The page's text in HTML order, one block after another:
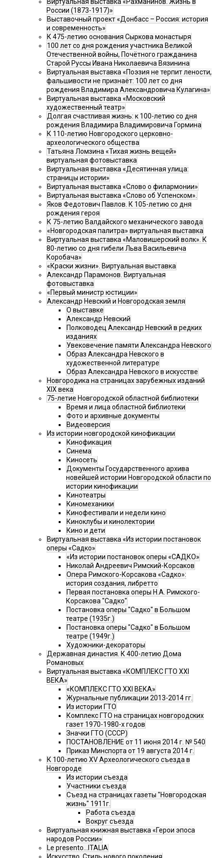
Виртуальная выставка «Рахманинов. Жизнь в
России (1873-1917)»
Выставочный проект «Донбасс – Россия: история
и современность»
К 475-летию основания Сыркова монастыря
100 лет со дня рождения участника Великой
Отечественной войны, Почётного гражданина
Старой Руссы Ивана Николаевича Вязинина
Виртуальная выставка «Поэзия не терпит лености,
фальшивости не признаёт: 100 лет со дня
рождения Владимира Александровича Кулагина»
Виртуальная выставка «Московский
художественный театр»
Долгая счастливая жизнь: к 100-летию со дня
рождения Владимира Владимировича Гормина
К 110-летию Новгородского церковно-
археологического общества
Татьяна Ломзина «Тихая жизнь вещей»
виртуальная фотовыставка
Виртуальная выставка «Десятинная улица:
страницы истории»
Виртуальная выставка «Слово о филармонии»
Виртуальная выставка «Слово об Успенском».
Яков Федотович Павлов. К 105-летию со дня
рождения героя
К 75-летию Валдайского механического завода
«Новгородская палитра» виртуальная выставка
Виртуальная выставка «Маловишерский волк». К
80-летию со дня гибели Льва Васильевича
Коробача»
«Краски жизни». Виртуальная выставка
Александр Парамонов. Виртуальная
фотовыставка
«Первый министр юстиции»
Александр Невский и Новгородская земля
О выставке
Александр Невский
Полководец Александр Невский в редких
изданиях
Увековечение памяти Александра Невского
Образ Александра Невского в
художественной литературе
Образ Александра Невского в искусстве
Новгородика на страницах зарубежных изданий
XIX века
75-летие Новгородской областной библиотеки
Время и лица областной библиотеки
Фото и архивные документы
Видеоверсия
Из истории новгородской кинофикации
Кинофикация
Синема
Киносеть
Документы Государственного архива
новейшей истории Новгородской области по
истории кинофикации
Кинотеатры
Киномеханики
Кинофестивали и недели кино
Киноклубы и кинолектории
Кино и дети
Виртуальная выставка «Из истории постановок
оперы «Садко»
«Из истории постановок оперы «САДКО»
Николай Андреевич Римский-Корсаков
Опера Римского-Корсакова «Садко»:
история создания, либретто
Первая постановка оперы Н.А. Римского-
Корсакова "Садко"
Постановка оперы "Садко" в Большом
театре (1935г.)
Постановка оперы "Садко" в Большом
театре (1949г.)
Художники-декораторы
Державная династия. К 400-летию Дома
Романовых
Виртуальная выставка «КОМПЛЕКС ГТО XXI
ВЕКА»
«КОМПЛЕКС ГТО XXI ВЕКА»
Журнальные публикации 2013-2014 гг.
Из истории ГТО
Комплекс ГТО на страницах новгородских
газет 1970-1980-х годов
Значки ГТО (СССР)
ПОСТАНОВЛЕНИЕ от 11 июня 2014 г. № 540
Приказ Минспорта от 19 августа 2014 г.
К 100-летию XV Археологического съезда в
Новгороде
Из истории съезда
Участники съезда
Cъезд на страницах газеты "Новгородская
жизнь" 1911г.
Работа съезда
Вокруг съезда
Виртуальная книжная выставка «Герои эпоса
народов России»
Le presento...ITALIA